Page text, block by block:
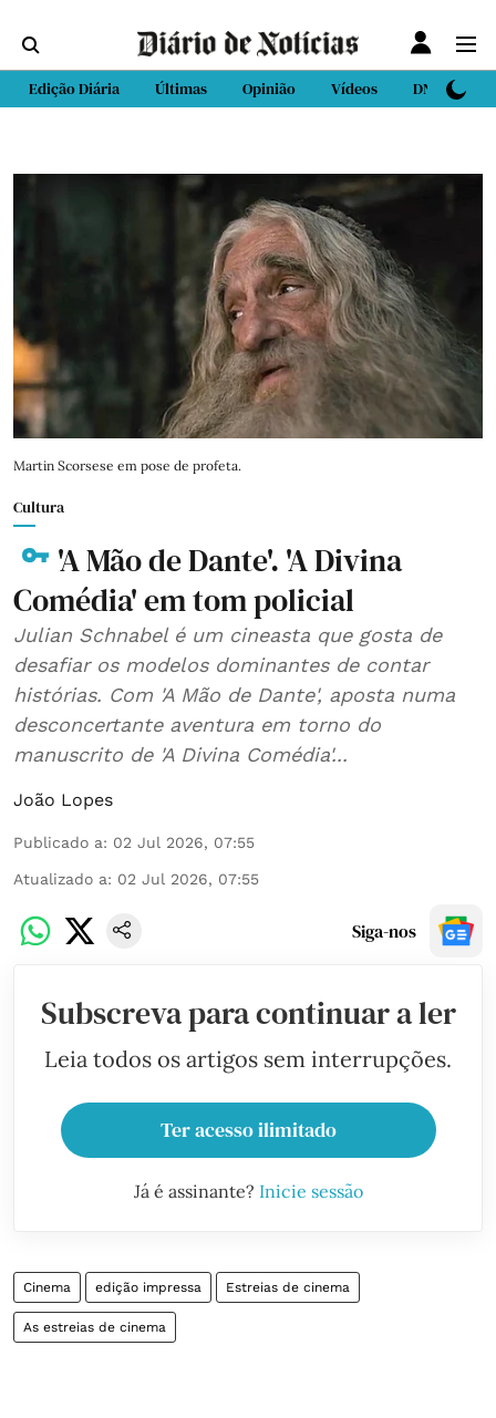
Edição Diária Últimas Opinião Vídeos DN Sport
Martin Scorsese em pose de profeta.
Cultura
'A Mão de Dante'. 'A Divina
Comédia' em tom policial
Julian Schnabel é um cineasta que gosta de
desafiar os modelos dominantes de contar
histórias. Com 'A Mão de Dante', aposta numa
desconcertante aventura em torno do
manuscrito de 'A Divina Comédia'...
João Lopes
Publicado a: 02 Jul 2026, 07:55
Atualizado a: 02 Jul 2026, 07:55
Siga-nos
Subscreva para continuar a ler
Leia todos os artigos sem interrupções.
Ter acesso ilimitado
Já é assinante? Inicie sessão
Cinema edição impressa Estreias de cinema
As estreias de cinema